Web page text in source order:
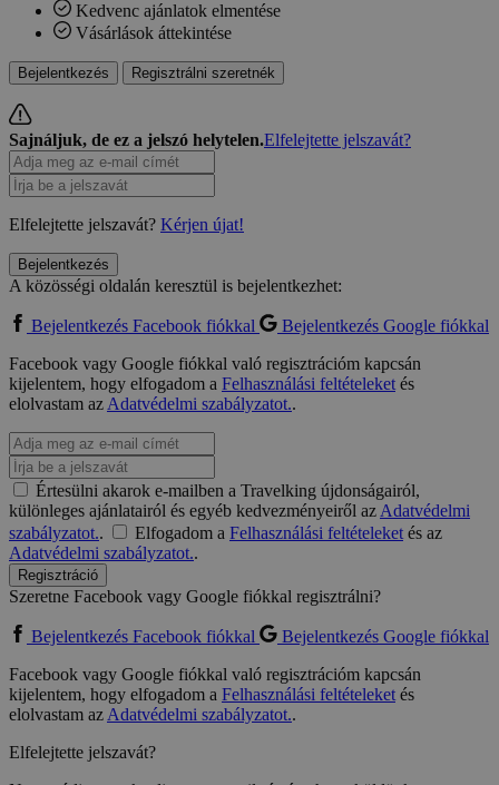
Kedvenc ajánlatok elmentése
Vásárlások áttekintése
Bejelentkezés Regisztrálni szeretnék
Sajnáljuk, de ez a jelszó helytelen.Elfelejtette jelszavát?
Elfelejtette jelszavát? Kérjen újat!
Bejelentkezés
A közösségi oldalán keresztül is bejelentkezhet:
Bejelentkezés Facebook fiókkal
Bejelentkezés Google fiókkal
Facebook vagy Google fiókkal való regisztrációm kapcsán
kijelentem, hogy elfogadom a Felhasználási feltételeketés
elolvastam azAdatvédelmi szabályzatot..
Értesülni akarok e-mailben a Travelking újdonságairól,
különleges ajánlatairól és egyéb kedvezményeiről azAdatvédelmi
szabályzatot.. Elfogadom a Felhasználási feltételeketés az
Adatvédelmi szabályzatot..
Regisztráció
Szeretne Facebook vagy Google fiókkal regisztrálni?
Bejelentkezés Facebook fiókkal
Bejelentkezés Google fiókkal
Facebook vagy Google fiókkal való regisztrációm kapcsán
kijelentem, hogy elfogadom a Felhasználási feltételeketés
elolvastam azAdatvédelmi szabályzatot..
Elfelejtette jelszavát?